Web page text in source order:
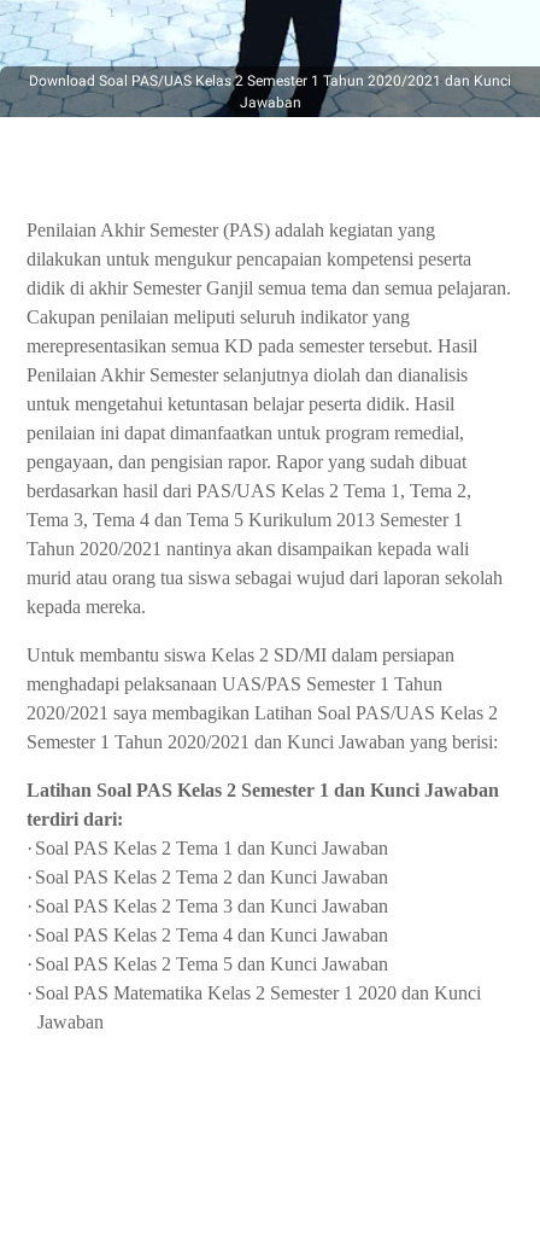
Download Soal PAS/UAS Kelas 2 Semester 1 Tahun 2020/2021 dan Kunci
Jawaban
Penilaian Akhir Semester (PAS) adalah kegiatan yang
dilakukan untuk mengukur pencapaian kompetensi peserta
didik di akhir Semester Ganjil semua tema dan semua pelajaran.
Cakupan penilaian meliputi seluruh indikator yang
merepresentasikan semua KD pada semester tersebut. Hasil
Penilaian Akhir Semester selanjutnya diolah dan dianalisis
untuk mengetahui ketuntasan belajar peserta didik. Hasil
penilaian ini dapat dimanfaatkan untuk program remedial,
pengayaan, dan pengisian rapor. Rapor yang sudah dibuat
berdasarkan hasil dari PAS/UAS Kelas 2 Tema 1, Tema 2,
Tema 3, Tema 4 dan Tema 5 Kurikulum 2013 Semester 1
Tahun 2020/2021 nantinya akan disampaikan kepada wali
murid atau orang tua siswa sebagai wujud dari laporan sekolah
kepada mereka.
Untuk membantu siswa Kelas 2 SD/MI dalam persiapan
menghadapi pelaksanaan UAS/PAS Semester 1 Tahun
2020/2021 saya membagikan Latihan Soal PAS/UAS Kelas 2
Semester 1 Tahun 2020/2021 dan Kunci Jawaban yang berisi:
Latihan Soal PAS Kelas 2 Semester 1 dan Kunci Jawaban
terdiri dari:
· Soal PAS Kelas 2 Tema 1 dan Kunci Jawaban
· Soal PAS Kelas 2 Tema 2 dan Kunci Jawaban
· Soal PAS Kelas 2 Tema 3 dan Kunci Jawaban
· Soal PAS Kelas 2 Tema 4 dan Kunci Jawaban
· Soal PAS Kelas 2 Tema 5 dan Kunci Jawaban
· Soal PAS Matematika Kelas 2 Semester 1 2020 dan Kunci
Jawaban